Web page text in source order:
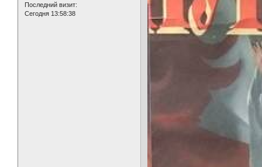
Последний визит:
Сегодня 13:58:38